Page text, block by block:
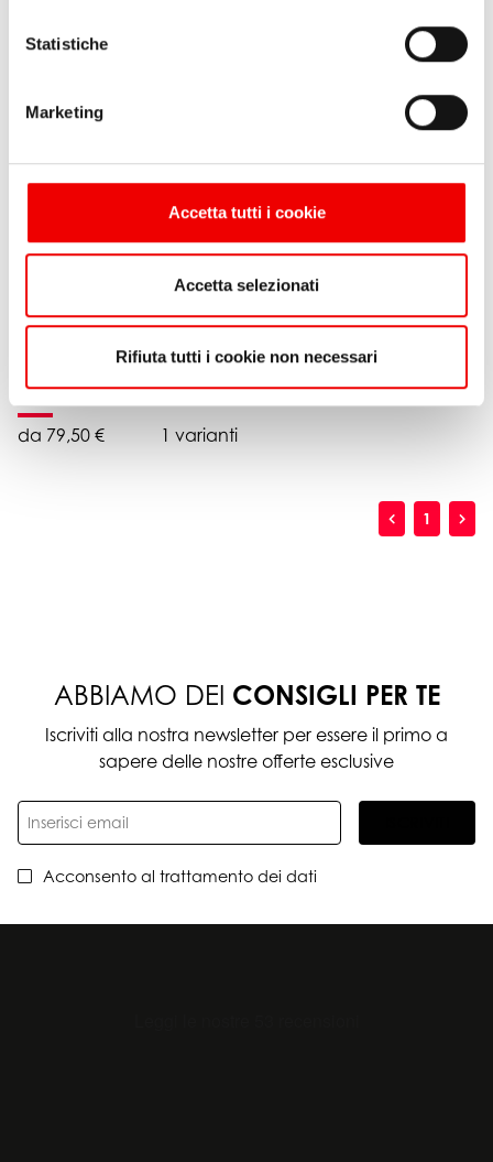
Statistiche
Marketing
Accetta tutti i cookie
Accetta selezionati
Rifiuta tutti i cookie non necessari
Antal Dynablock 56 mm
da 79,50 €
1 varianti
1
ABBIAMO DEI CONSIGLI PER TE
Iscriviti alla nostra newsletter per essere il primo a
sapere delle nostre offerte esclusive
Acconsento al trattamento dei dati